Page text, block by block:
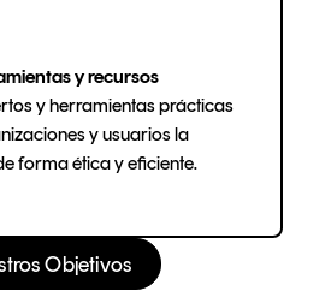
y recursos
y herramientas prácticas
y usuarios la
forma ética y eficiente.